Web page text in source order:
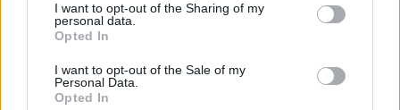
not limited to your visit or usage behaviour. You may click to
grant or deny consent to Google and its third-party tags to
use your data for below specified purposes in below Google
consent section.
I want to opt-out of the Sharing of my
personal data.
Opted In
I want to opt-out of the Sale of my
Personal Data.
Opted In
Σχολίασε εδώ